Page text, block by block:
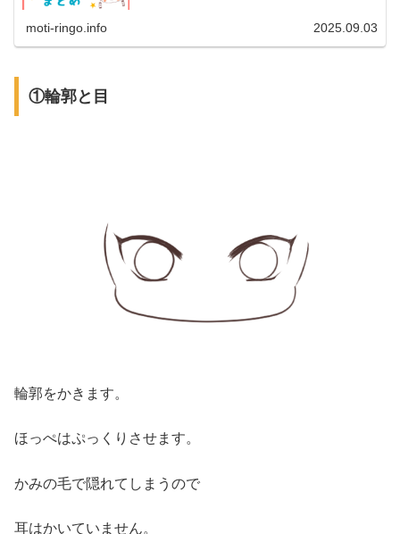
moti-ringo.info 2025.09.03
①輪郭と目
輪郭をかきます。
ほっぺはぷっくりさせます。
かみの毛で隠れてしまうので
耳はかいていません。